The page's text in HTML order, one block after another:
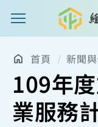
主選單案扭
首頁 新聞
109年
業服務